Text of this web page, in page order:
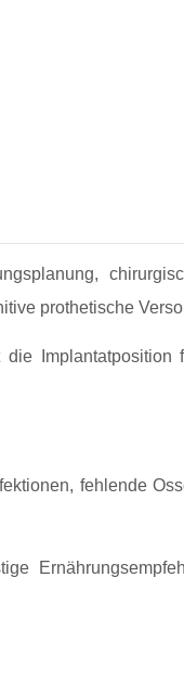
prothetische
Implantatposition
fehlende